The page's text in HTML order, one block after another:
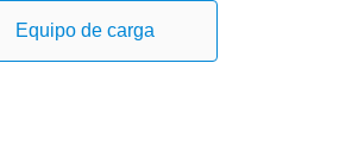
Equipo de carga